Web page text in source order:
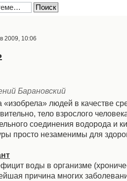
2009, 10:06
Барановский
«изобрела» людей в качестве
тело взрослого
соединения водорода и
просто незаменимы для
воды в организме
причина многих